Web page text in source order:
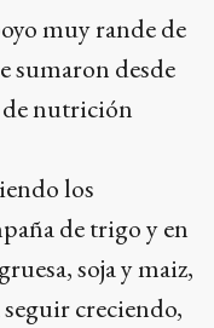
muy rande de
sumaron desde
de nutrición
los
de trigo y en
soja y maiz,
creciendo,